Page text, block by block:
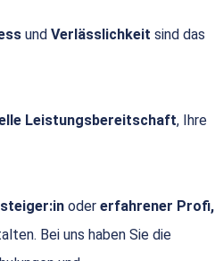
und Verlässlichkeit sind das
Leistungsbereitschaft, Ihre
oder erfahrener Profi,
Bei uns haben Sie die